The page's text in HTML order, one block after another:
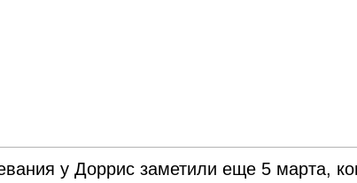
у Доррис заметили еще 5 марта,